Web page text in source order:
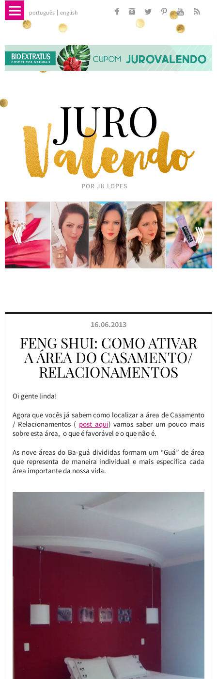
português english
16.06.2013
FENG SHUI: COMO ATIVAR
A ÁREA DO CASAMENTO/
RELACIONAMENTOS
Oi gente linda!
Agora que vocês já sabem como localizar a área de Casamento
/ Relacionamentos ( post aqui) vamos saber um pouco mais
sobre esta área, o que é favorável e o que não é.
As nove áreas do Ba-guá divididas formam um “Guá” de área
que representa de maneira individual e mais específica cada
área importante da nossa vida.